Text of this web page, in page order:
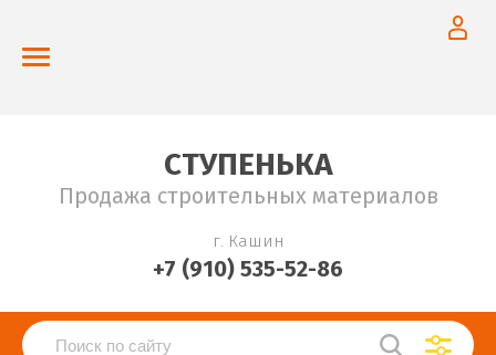
СТУПЕНЬКА
Продажа строительных материалов
г. Кашин
+7 (910) 535-52-86